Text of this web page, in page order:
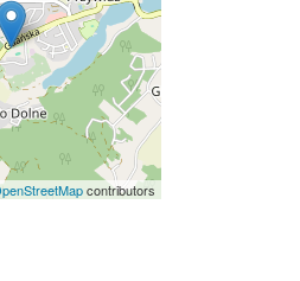
contributors